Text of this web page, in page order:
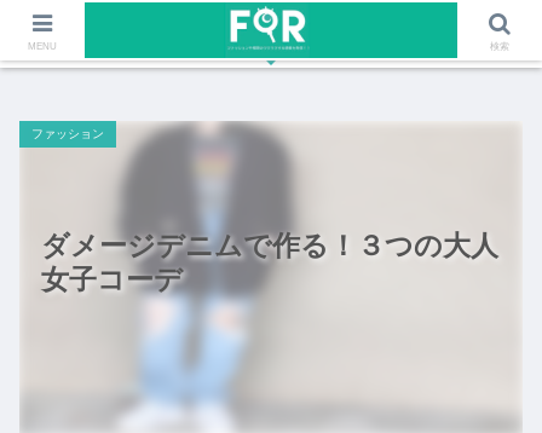
ファッションや福岡のワクワクする情報を発信！！
ダメージデニムで作る！３つの大人
女子コーデ
ファッション
MENU 検索